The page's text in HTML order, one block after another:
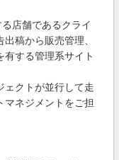
店舗であるクライ
稿から販売管理、
有する管理系サイト
ェクトが並行して走
マネジメントをご担